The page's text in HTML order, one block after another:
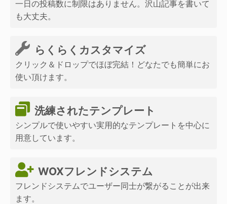
一日の投稿数に制限はありません。沢山記事を書いて
も大丈夫。
らくらくカスタマイズ
クリック＆ドロップでほぼ完結！どなたでも簡単にお
使い頂けます。
洗練されたテンプレート
シンプルで使いやすい実用的なテンプレートを中心に
用意しています。
WOXフレンドシステム
フレンドシステムでユーザー同士が繋がることが出来
ます。